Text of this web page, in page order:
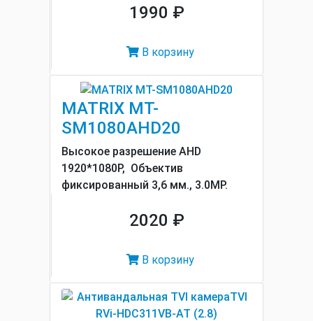
1990 ₽
В корзину
MATRIX MT-
SM1080AHD20
Высокое разрешение AHD
1920*1080P, Объектив
фиксированный 3,6 мм., 3.0MP.
2020 ₽
В корзину